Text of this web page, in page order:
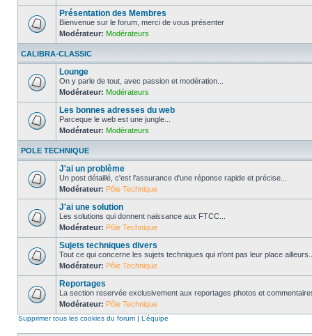
Présentation des Membres
Bienvenue sur le forum, merci de vous présenter
Modérateur: Modérateurs
CALIBRA-CLASSIC
Lounge
On y parle de tout, avec passion et modération...
Modérateur: Modérateurs
Les bonnes adresses du web
Parceque le web est une jungle...
Modérateur: Modérateurs
POLE TECHNIQUE
J'ai un problème
Un post détaillé, c'est l'assurance d'une réponse rapide et précise...
Modérateur: Pôle Technique
J'ai une solution
Les solutions qui donnent naissance aux FTCC...
Modérateur: Pôle Technique
Sujets techniques divers
Tout ce qui concerne les sujets techniques qui n'ont pas leur place
Modérateur: Pôle Technique
Reportages
La section reservée exclusivement aux reportages photos et
Modérateur: Pôle Technique
Supprimer tous les cookies du forum | L’équipe